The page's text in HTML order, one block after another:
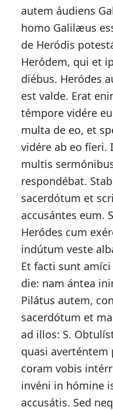
autem áudiens
homo Galilæus
de Heródis
Heródem, qui et
diébus. Heródes
est valde. Erat
témpore vidére
multa de eo, et
vidére ab eo fíeri.
multis
respondébat.
sacerdótum et
accusántes eum.
Heródes cum
indútum veste
Et facti sunt
die: nam ántea
Pilátus autem,
sacerdótum et
ad illos: S.
quasi averténtem
coram vobis
invéni in hómine
accusátis. Sed